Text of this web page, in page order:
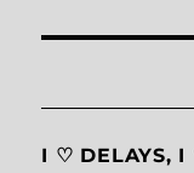
I ♡ DELAYS, I